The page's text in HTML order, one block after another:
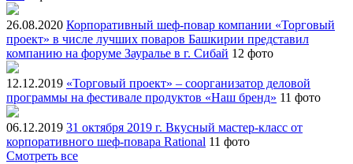
26.08.2020 Корпоративный шеф-повар компании «Торговый
проект» в числе лучших поваров Башкирии представил
компанию на форуме Зауралье в г. Сибай 12 фото
12.12.2019 «Торговый проект» – соорганизатор деловой
программы на фестивале продуктов «Наш бренд» 11 фото
06.12.2019 31 октября 2019 г. Вкусный мастер-класс от
корпоративного шеф-повара Rational 11 фото
Смотреть все